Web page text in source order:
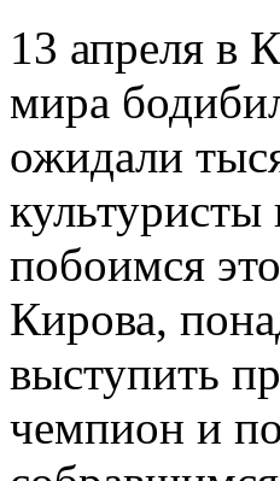
13 апреля в
мира
ожидали
побоимся
Кирова,
выступить
чемпион и